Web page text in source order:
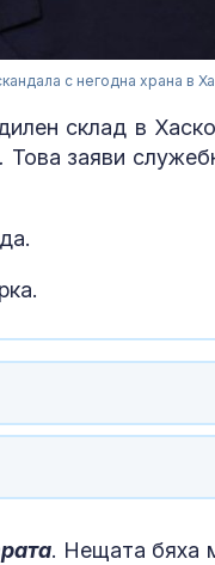
с негодна храна в
склад в
Това заяви
. Нещата бяха
рафинерии в